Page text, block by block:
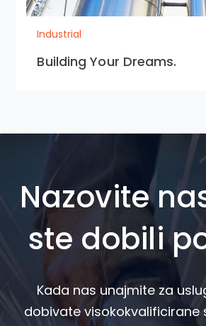
Industrial
Building Your Dreams.
Nazovite
ste dobili
Kada nas unajmite za
dobivate visokokvalificirane